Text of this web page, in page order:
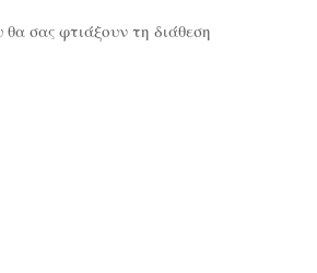
θα σας φτιάξουν τη διάθεση